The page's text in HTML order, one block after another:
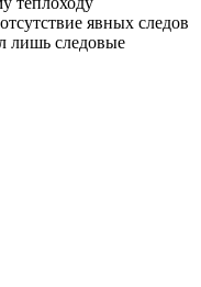
явных следов
лишь следовые